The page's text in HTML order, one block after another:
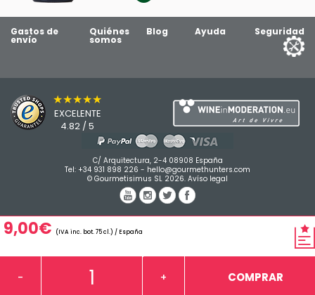
9,00€ (IVA inc. bot. 75 cl.) / España
- + COMPRAR
Gastos de
envío
Quiénes
somos
Blog Ayuda Seguridad
★★★★★
EXCELENTE
4.82 / 5
C/ Arquitectura, 2-4 08908 España
Tel: +34 931 898 226 - hello@gourmethunters.com
© Gourmetisimus SL 2026. Avíso legal